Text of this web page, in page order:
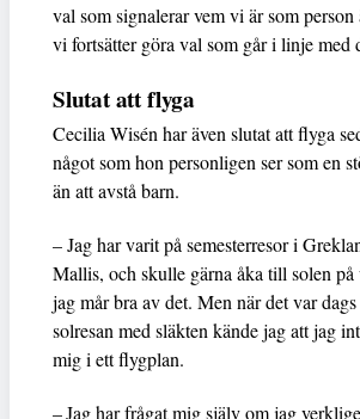
val som signalerar vem vi är som
vi fortsätter göra val som går i linje med
Slutat att flyga
Cecilia Wisén har även slutat att flyga
något som hon personligen ser som en
än att avstå barn.
– Jag har varit på semesterresor i
Mallis, och skulle gärna åka till solen
jag mår bra av det. Men när det var
solresan med släkten kände jag att jag
mig i ett flygplan.
– Jag har frågat mig själv om jag